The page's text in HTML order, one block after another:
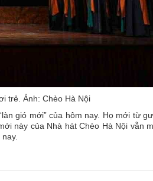
trẻ. Ảnh: Chèo Hà Nội
gió mới” của hôm nay. Họ mới từ
này của Nhà hát Chèo Hà Nội vẫn